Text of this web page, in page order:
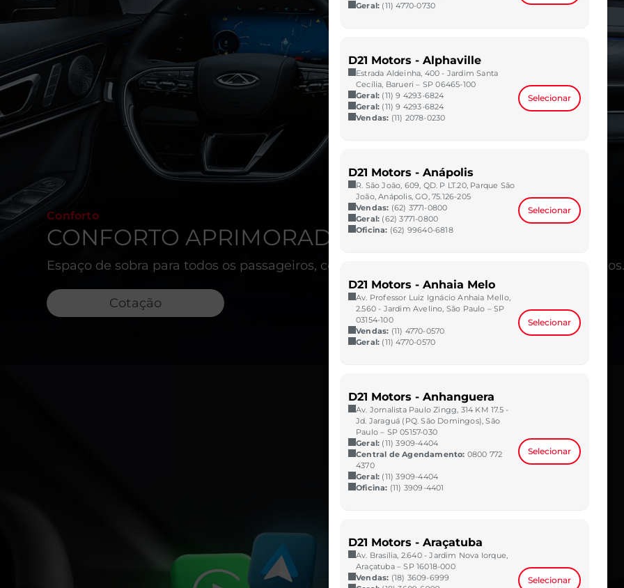
Conforto
CONFORTO APRIMORADO.
Espaço de sobra para todos os passageiros, com um requinte que faz bem até para os
Cotação
Geral: (11) 4770-0730
D21 Motors - Alphaville
Estrada Aldeinha, 400 - Jardim Santa
Cecília, Barueri – SP 06465-100
Geral: (11) 9 4293-6824
Geral: (11) 9 4293-6824
Vendas: (11) 2078-0230
Selecionar
D21 Motors - Anápolis
R. São João, 609, QD. P LT.20, Parque São
João, Anápolis, GO, 75.126-205
Vendas: (62) 3771-0800
Geral: (62) 3771-0800
Oficina: (62) 99640-6818
Selecionar
D21 Motors - Anhaia Melo
Av. Professor Luiz Ignácio Anhaia Mello,
2.560 - Jardim Avelino, São Paulo – SP
03154-100
Vendas: (11) 4770-0570
Geral: (11) 4770-0570
Selecionar
D21 Motors - Anhanguera
Av. Jornalista Paulo Zingg, 314 KM 17.5 -
Jd. Jaraguá (PQ. São Domingos), São
Paulo – SP 05157-030
Geral: (11) 3909-4404
Central de Agendamento: 0800 772
4370
Geral: (11) 3909-4404
Oficina: (11) 3909-4401
Selecionar
D21 Motors - Araçatuba
Av. Brasília, 2.640 - Jardim Nova Iorque,
Araçatuba – SP 16018-000
Vendas: (18) 3609-6999
Selecionar